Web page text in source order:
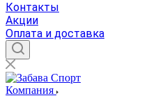
Контакты
Акции
Оплата и доставка
Компания